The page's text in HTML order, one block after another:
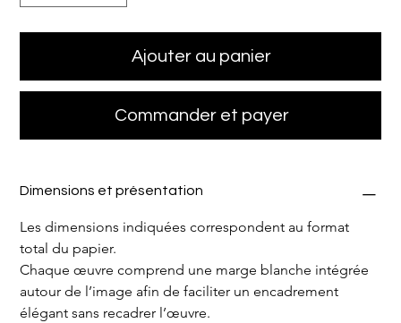
Ajouter au panier
Commander et payer
Dimensions et présentation
Les dimensions indiquées correspondent au format
total du papier.
Chaque œuvre comprend une marge blanche intégrée
autour de l’image afin de faciliter un encadrement
élégant sans recadrer l’œuvre.